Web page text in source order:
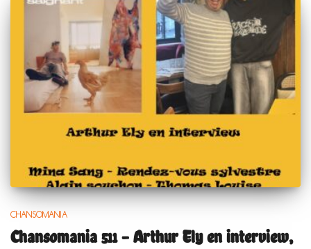
CHANSOMANIA
Chansomania 511 – Arthur Ely en interview,